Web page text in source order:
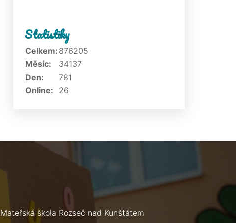
Statistiky
Online: 26
Celkem: 876205
Měsíc:
34137
Den:
781
Mateřská škola Rozseč nad Kunštátem